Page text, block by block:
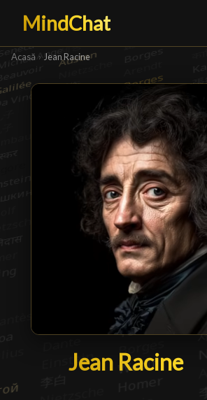
MindChat
Acasă › Jean Racine
Jean Racine
Jean Racine█